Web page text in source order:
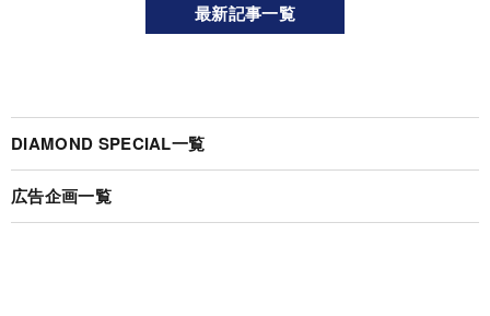
最新記事一覧
DIAMOND SPECIAL一覧
広告企画一覧